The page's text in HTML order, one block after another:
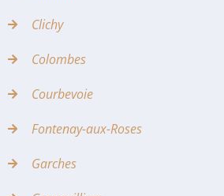
Clichy
Colombes
Courbevoie
Fontenay-aux-Roses
Garches